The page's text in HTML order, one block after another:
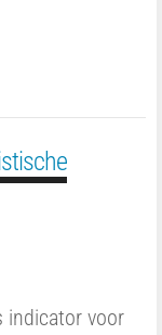
indicator voor